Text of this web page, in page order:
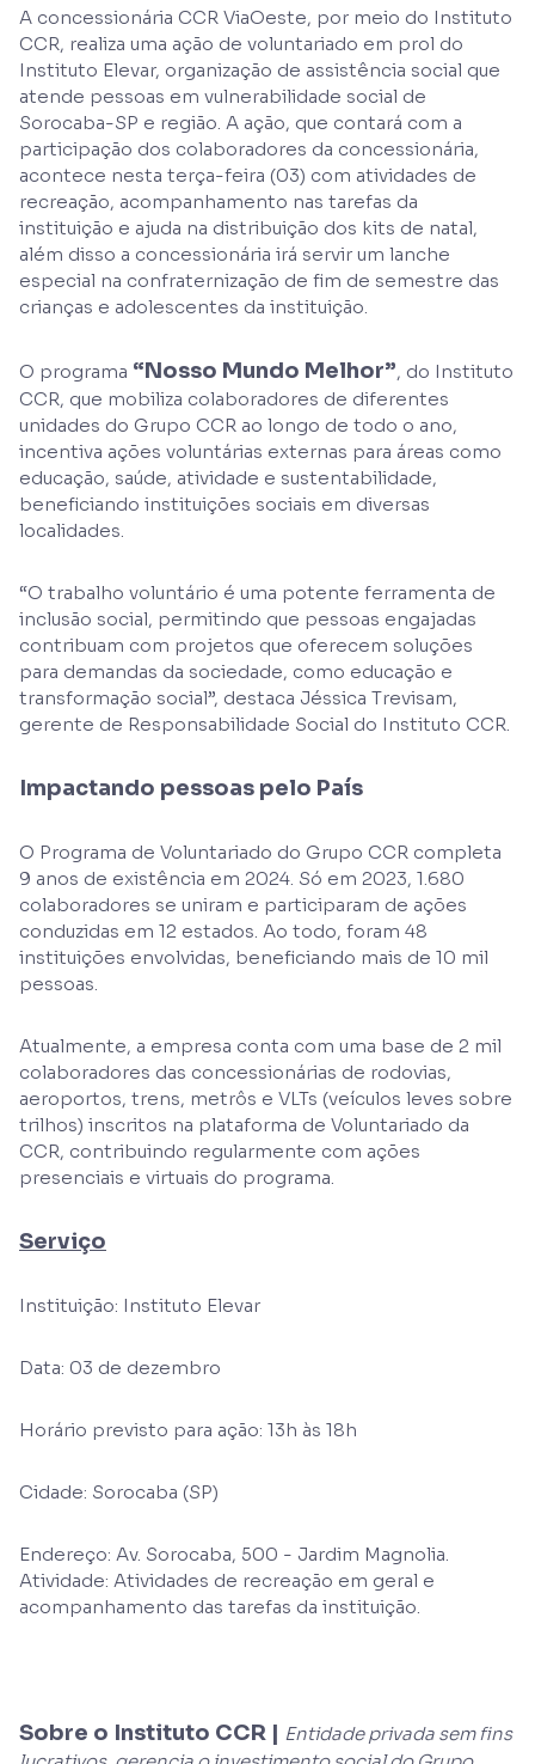
A concessionária CCR ViaOeste, por meio do Instituto
CCR, realiza uma ação de voluntariado em prol do
Instituto Elevar, organização de assistência social que
atende pessoas em vulnerabilidade social de
Sorocaba-SP e região. A ação, que contará com a
participação dos colaboradores da concessionária,
acontece nesta terça-feira (03) com atividades de
recreação, acompanhamento nas tarefas da
instituição e ajuda na distribuição dos kits de natal,
além disso a concessionária irá servir um lanche
especial na confraternização de fim de semestre das
crianças e adolescentes da instituição.
O programa “Nosso Mundo Melhor”, do Instituto
CCR, que mobiliza colaboradores de diferentes
unidades do Grupo CCR ao longo de todo o ano,
incentiva ações voluntárias externas para áreas como
educação, saúde, atividade e sustentabilidade,
beneficiando instituições sociais em diversas
localidades.
“O trabalho voluntário é uma potente ferramenta de
inclusão social, permitindo que pessoas engajadas
contribuam com projetos que oferecem soluções
para demandas da sociedade, como educação e
transformação social”, destaca Jéssica Trevisam,
gerente de Responsabilidade Social do Instituto CCR.
Impactando pessoas pelo País
O Programa de Voluntariado do Grupo CCR completa
9 anos de existência em 2024. Só em 2023, 1.680
colaboradores se uniram e participaram de ações
conduzidas em 12 estados. Ao todo, foram 48
instituições envolvidas, beneficiando mais de 10 mil
pessoas.
Atualmente, a empresa conta com uma base de 2 mil
colaboradores das concessionárias de rodovias,
aeroportos, trens, metrôs e VLTs (veículos leves sobre
trilhos) inscritos na plataforma de Voluntariado da
CCR, contribuindo regularmente com ações
presenciais e virtuais do programa.
Serviço
Instituição: Instituto Elevar
Data: 03 de dezembro
Horário previsto para ação: 13h às 18h
Cidade: Sorocaba (SP)
Endereço: Av. Sorocaba, 500 - Jardim Magnolia.
Atividade: Atividades de recreação em geral e
acompanhamento das tarefas da instituição.
Sobre o Instituto CCR | Entidade privada sem fins